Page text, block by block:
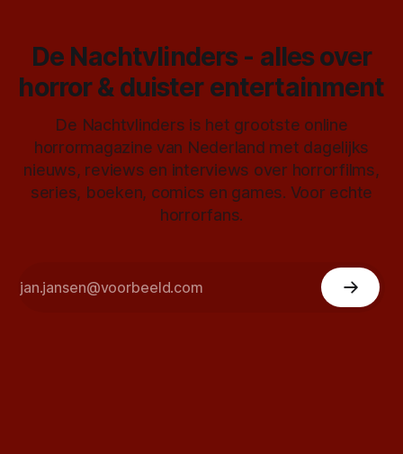
De Nachtvlinders - alles over
horror & duister entertainment
De Nachtvlinders is het grootste online
horrormagazine van Nederland met dagelijks
nieuws, reviews en interviews over horrorfilms,
series, boeken, comics en games. Voor echte
horrorfans.